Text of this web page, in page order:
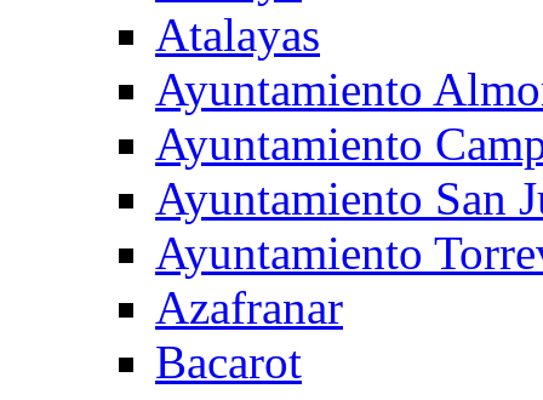
Atalayas
Ayuntamiento
Ayuntamiento
Ayuntamiento San
Ayuntamiento
Azafranar
Bacarot